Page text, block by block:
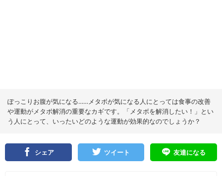
ぽっこりお腹が気になる……メタボが気になる人にとっては食事の改善
や運動がメタボ解消の重要なカギです。「メタボを解消したい！」とい
う人にとって、いったいどのような運動が効果的なのでしょうか？
シェア ツイート 友達になる